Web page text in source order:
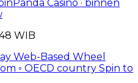
Casino · binnen
WIB
Web-Based Wheel
◦ OECD country Spin to